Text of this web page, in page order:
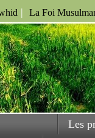
| La Foi
Les